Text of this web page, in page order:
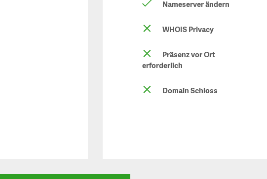
Nameserver ändern
WHOIS Privacy
Präsenz vor Ort
erforderlich
Domain Schloss